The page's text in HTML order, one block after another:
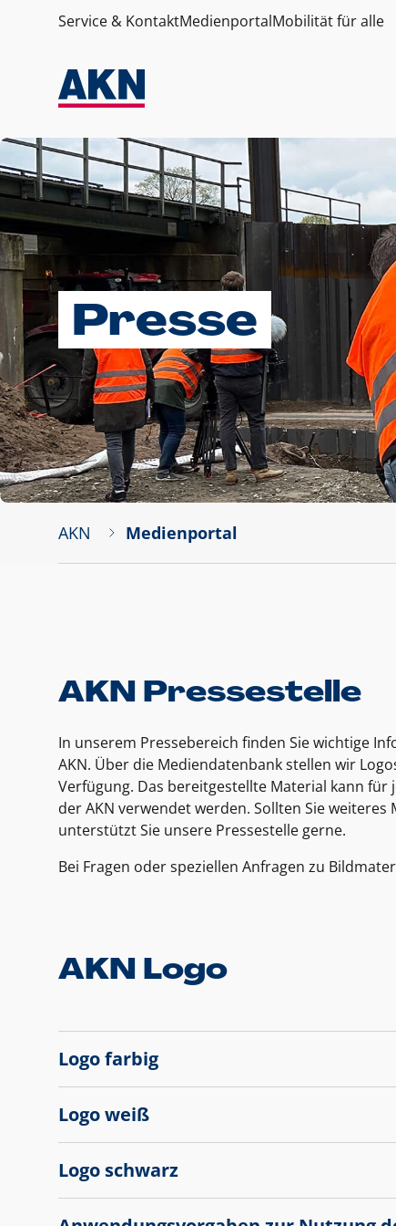
Service & KontaktMedienportalMobilität für alle
Presse
AKN Medienportal
AKN Pressestelle
In unserem Pressebereich finden Sie wichtige
AKN. Über die Mediendatenbank stellen wir
Verfügung. Das bereitgestellte Material kann
der AKN verwendet werden. Sollten Sie
unterstützt Sie unsere Pressestelle gerne.
Bei Fragen oder speziellen Anfragen zu
AKN Logo
Logo farbig
Logo weiß
Logo schwarz